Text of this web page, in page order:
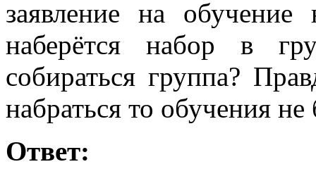
заявление на
наберётся набор в
собираться группа?
набраться то обучения не
Ответ: